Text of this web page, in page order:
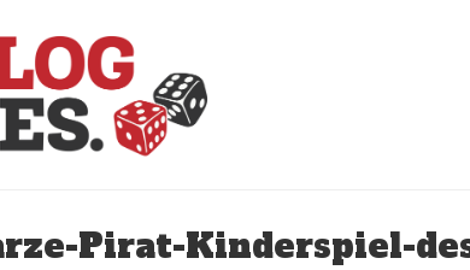
Pirat-Kinderspiel-